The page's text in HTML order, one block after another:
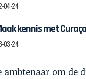
04-24
kennis met
03-24
ambtenaar om de